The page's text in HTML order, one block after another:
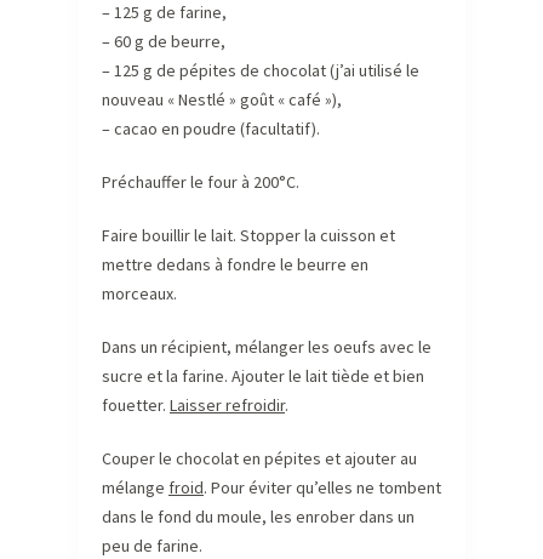
– 125 g de farine,
– 60 g de beurre,
– 125 g de pépites de chocolat (j’ai utilisé le
nouveau « Nestlé » goût « café »),
– cacao en poudre (facultatif).
Préchauffer le four à 200°C.
Faire bouillir le lait. Stopper la cuisson et
mettre dedans à fondre le beurre en
morceaux.
Dans un récipient, mélanger les oeufs avec le
sucre et la farine. Ajouter le lait tiède et bien
fouetter. Laisser refroidir.
Couper le chocolat en pépites et ajouter au
mélange froid. Pour éviter qu’elles ne tombent
dans le fond du moule, les enrober dans un
peu de farine.